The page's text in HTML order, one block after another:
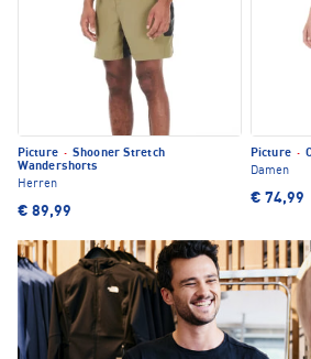
Picture · Shooner Stretch
Wandershorts
Herren
€ 89,99
Picture ·
Damen
€ 74,99